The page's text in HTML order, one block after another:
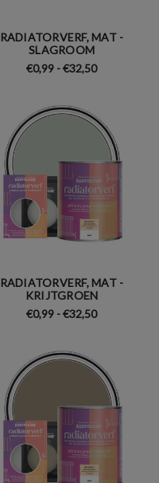
RADIATORVERF, MAT -
SLAGROOM
€0,99 - €32,50
RADIATORVERF, MAT -
KRIJTGROEN
€0,99 - €32,50